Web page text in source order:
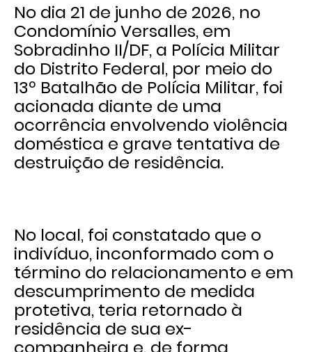
No dia 21 de junho de 2026, no
Condomínio Versalles, em
Sobradinho II/DF, a Polícia Militar
do Distrito Federal, por meio do
13º Batalhão de Polícia Militar, foi
acionada diante de uma
ocorrência envolvendo violência
doméstica e grave tentativa de
destruição de residência.
No local, foi constatado que o
indivíduo, inconformado com o
término do relacionamento e em
descumprimento de medida
protetiva, teria retornado à
residência de sua ex-